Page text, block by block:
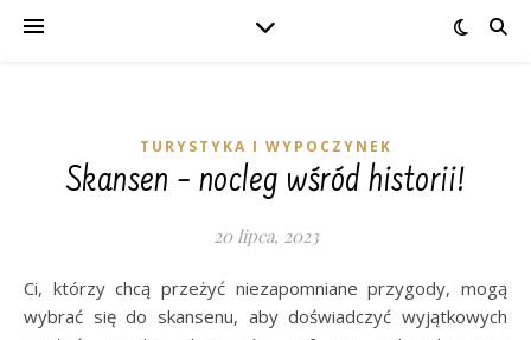
TURYSTYKA I WYPOCZYNEK
Skansen – nocleg wśród historii!
20 lipca, 2023
Ci, którzy chcą przeżyć niezapomniane przygody, mogą
wybrać się do skansenu, aby doświadczyć wyjątkowych